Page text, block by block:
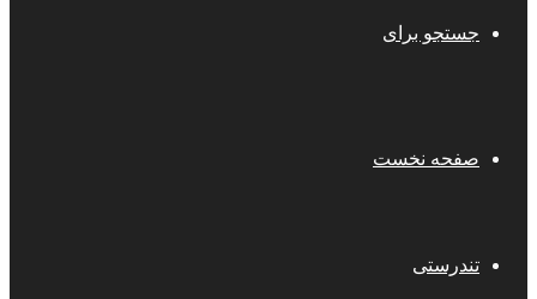
جستجو برای
صفحه نخست
تندرستی